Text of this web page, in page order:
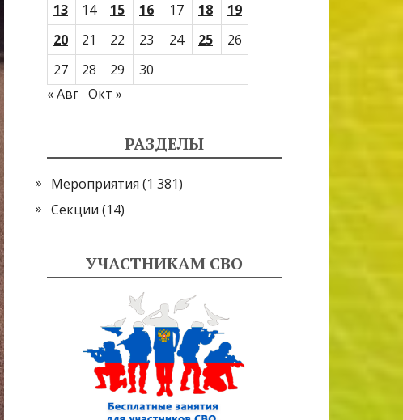
13
14 15 16 17 18
19
20
21 22 23 24 25
26
27
28 29
30
« Авг Окт »
РАЗДЕЛЫ
Мероприятия (1 381)
Секции (14)
УЧАСТНИКАМ СВО